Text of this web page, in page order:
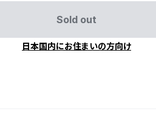
Sold out
日本国内にお住まいの方向け